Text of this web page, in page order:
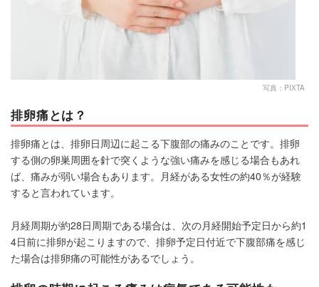
写真：PIXTA
排卵痛とは？
排卵痛とは、排卵日周辺に起こる下腹部の痛みのことです。排卵
する側の卵巣周囲を針で突くような強い痛みを感じる場合もあれ
ば、痛みが弱い場合もあります。月経がある女性の約40％が経験
すると言われています。
月経周期が約28日周期である場合は、次の月経開始予定日から約1
4日前に排卵が起こりますので、排卵予定日付近で下腹部痛を感じ
た場合は排卵痛の可能性があるでしょう。